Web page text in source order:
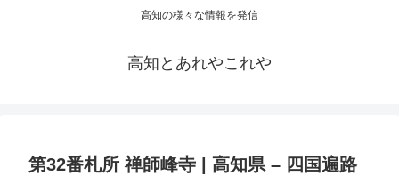
高知の様々な情報を発信
高知とあれやこれや
第32番札所 禅師峰寺 | 高知県 – 四国遍路